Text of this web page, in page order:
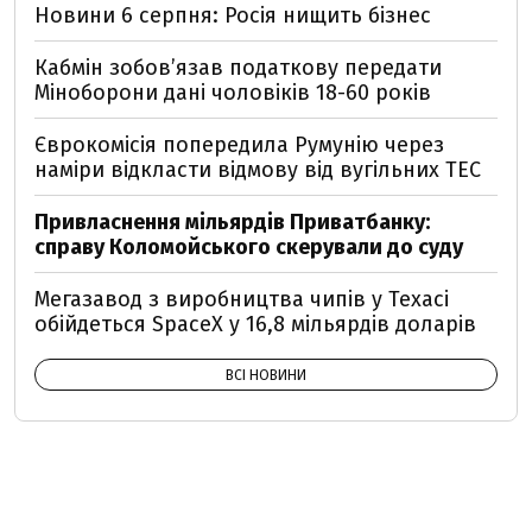
Новини 6 серпня: Росія нищить бізнес
Кабмін зобовʼязав податкову передати
Міноборони дані чоловіків 18-60 років
Єврокомісія попередила Румунію через
наміри відкласти відмову від вугільних ТЕС
Привласнення мільярдів Приватбанку:
справу Коломойського скерували до суду
Мегазавод з виробництва чипів у Техасі
обійдеться SpaceX у 16,8 мільярдів доларів
ВСІ НОВИНИ